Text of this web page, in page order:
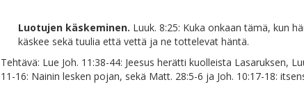
Luotujen käskeminen. Luuk. 8:25: Kuka onkaan tämä, kun
käskee sekä tuulia että vettä ja ne tottelevat häntä.
Tehtävä: Lue Joh. 11:38-44: Jeesus herätti kuolleista Lasaruksen,
11-16: Nainin lesken pojan, sekä Matt. 28:5-6 ja Joh. 10:17-18: